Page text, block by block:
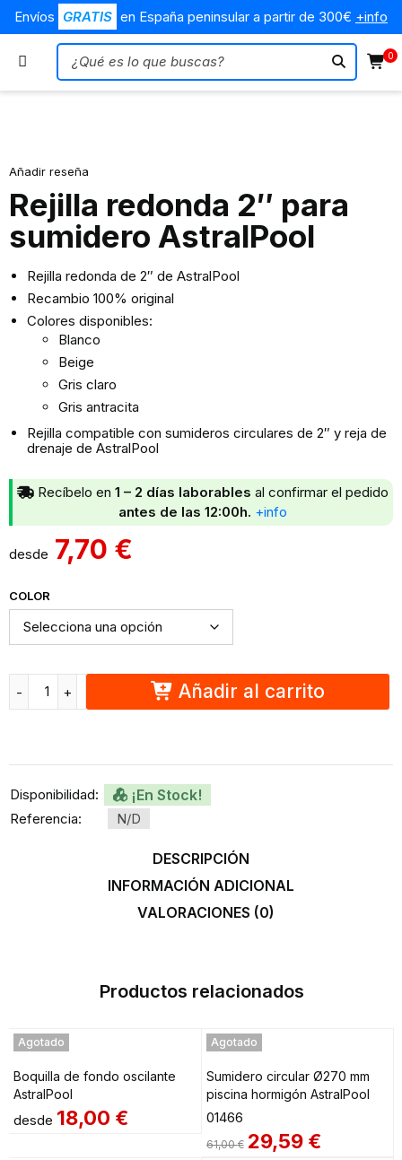
Envíos GRATIS en España peninsular a partir de 300€ +info
0
Añadir reseña
Rejilla redonda 2″ para
sumidero AstralPool
Rejilla redonda de 2″ de AstralPool
Recambio 100% original
Colores disponibles:
Blanco
Beige
Gris claro
Gris antracita
Rejilla compatible con sumideros circulares de 2″ y reja de
drenaje de AstralPool
Recíbelo en 1 – 2 días laborables al confirmar el pedido
antes de las 12:00h. +info
desde 7,70 €
COLOR
Añadir al carrito
Disponibilidad: ¡En Stock!
Referencia: N/D
DESCRIPCIÓN
INFORMACIÓN ADICIONAL
VALORACIONES (0)
Productos relacionados
Agotado
Boquilla de fondo oscilante
AstralPool
desde 18,00 €
Agotado
Sumidero circular Ø270 mm
piscina hormigón AstralPool
01466
61,00€ 29,59 €